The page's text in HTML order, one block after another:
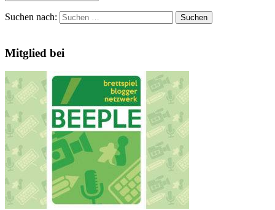
Suchen nach:
Mitglied bei